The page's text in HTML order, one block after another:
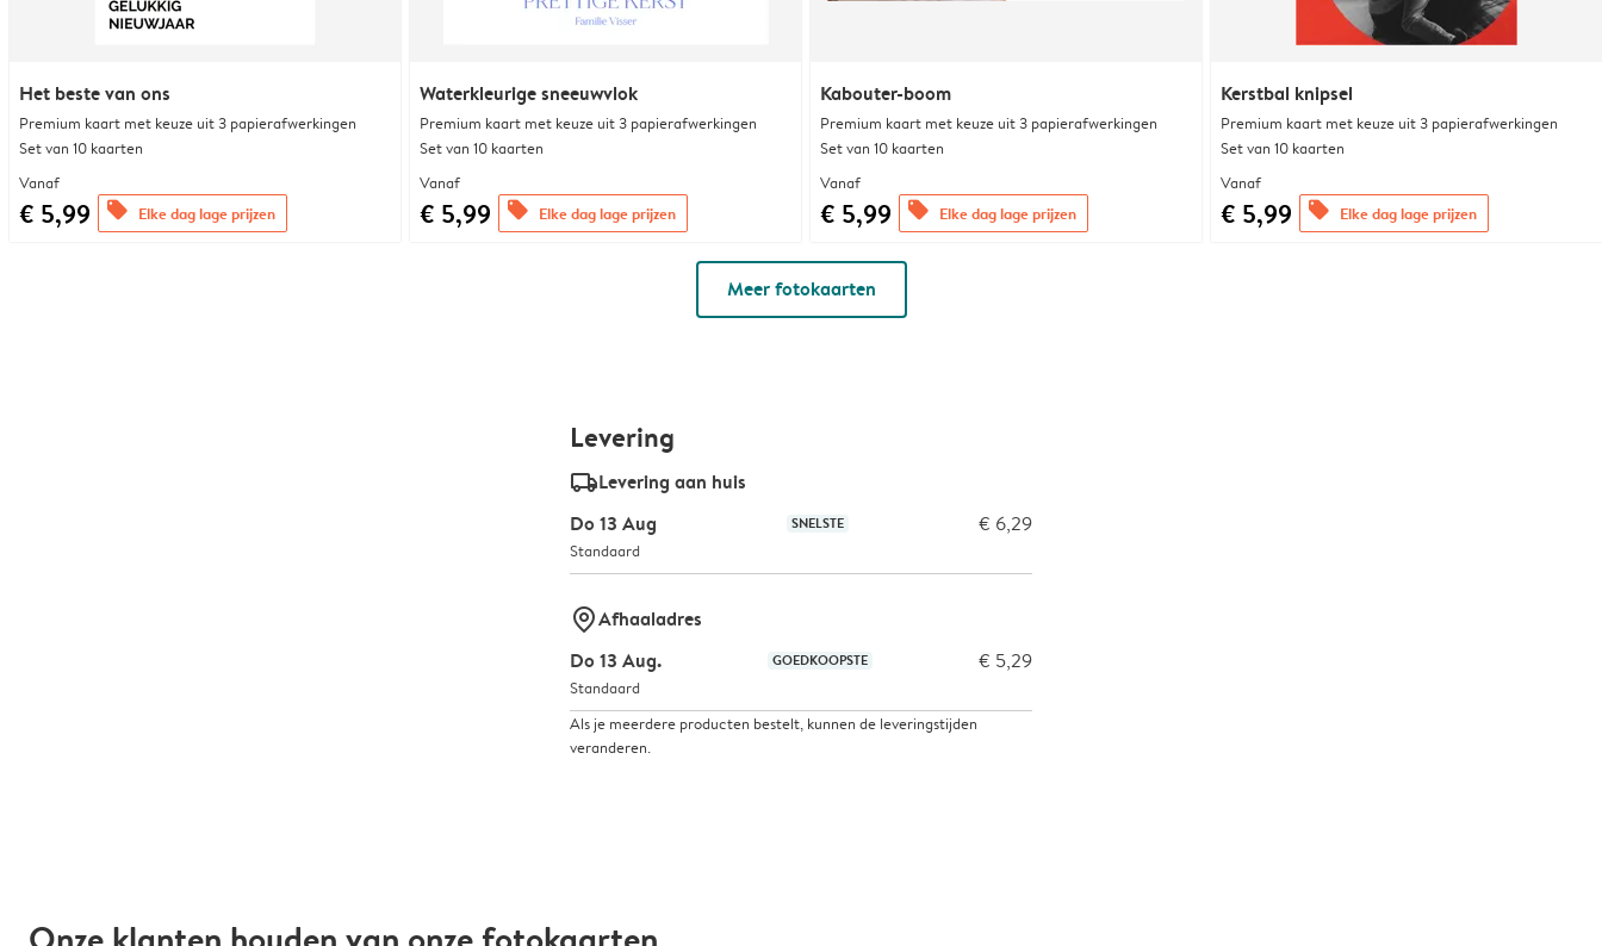
Het beste van ons
Premium kaart met keuze uit 3 papierafwerkingen
Set van 10 kaarten
Vanaf
€ 5,99 offers Elke dag lage prijzen
Waterkleurige sneeuwvlok
Premium kaart met keuze uit 3 papierafwerkingen
Set van 10 kaarten
Vanaf
€ 5,99 offers Elke dag lage prijzen
Kabouter-boom
Premium kaart met keuze uit 3 papierafwerkingen
Set van 10 kaarten
Vanaf
€ 5,99 offers Elke dag lage prijzen
Kerstbal knipsel
Premium kaart met keuze uit 3 papierafwerkingen
Set van 10 kaarten
Vanaf
€ 5,99 offers Elke dag lage prijzen
Meer fotokaarten
Levering
delivery_standard_v2Levering aan huis
Do 13 Aug
SNELSTE € 6,29
Standaard
marker-pinAfhaaladres
Do 13 Aug.
GOEDKOOPSTE € 5,29
Standaard
Als je meerdere producten bestelt, kunnen de leveringstijden
veranderen.